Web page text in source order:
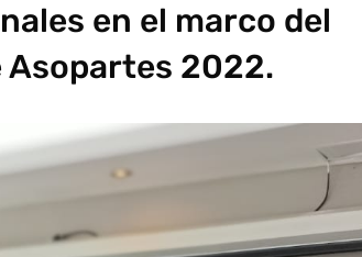
en el marco del
2022.